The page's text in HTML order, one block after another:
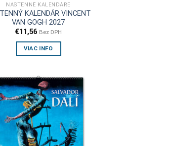
NÁSTENNÉ KALENDÁRE
KALENDÁR VINCENT
VAN GOGH 2027
€11,56 Bez DPH
VIAC INFO